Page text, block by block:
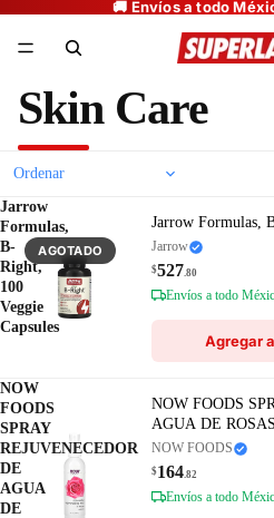
Skin Care
Jarrow
Formulas,
B-
Right,
100
Veggie
Capsules
AGOTADO
Jarrow Formulas,
Jarrow
$527.80
Envíos a todo
Agregar
NOW
FOODS
SPRAY
REJUVENECEDOR
DE
AGUA
DE
NOW FOODS
AGUA DE
NOW FOODS
$164.82
Envíos a todo